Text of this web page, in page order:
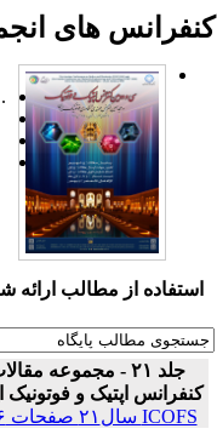
های
.
استفاده از مطالب ارائه
جلد ۲۱ - مجموعه
کنفرانس اپتیک و فوتونیک
ICOFS سال۲۱ صفحات ۱۶۰۶-۱۶۰۳